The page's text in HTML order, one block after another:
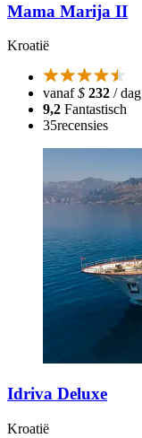
Mama Marija II
Kroatië
vanaf$ 232 / dag
9,2 Fantastisch
35recensies
Idriva Deluxe
Kroatië